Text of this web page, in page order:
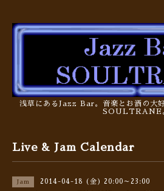
浅草にあるJazz Bar。音楽とお酒の大
SOULTRANE
Live & Jam Calendar
Jam 2014-04-18 (金) 20:00～23:00